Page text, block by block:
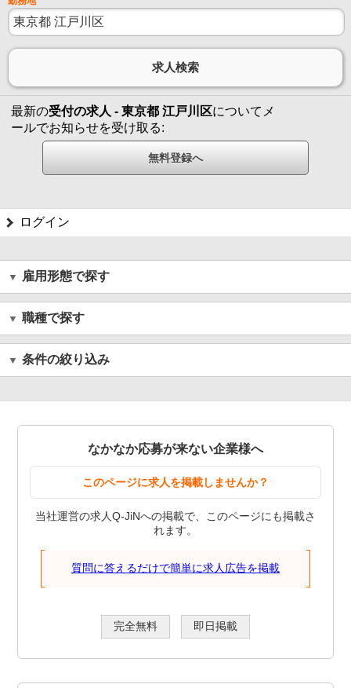
最新の受付の求人 - 東京都 江戸川区についてメ
ールでお知らせを受け取る:
ログイン
雇用形態で探す
職種で探す
条件の絞り込み
なかなか応募が来ない企業様へ
このページに求人を掲載しませんか？
当社運営の求人Q-JiNへの掲載で、このページにも掲載さ
れます。
質問に答えるだけで簡単に求人広告を掲載
完全無料 即日掲載